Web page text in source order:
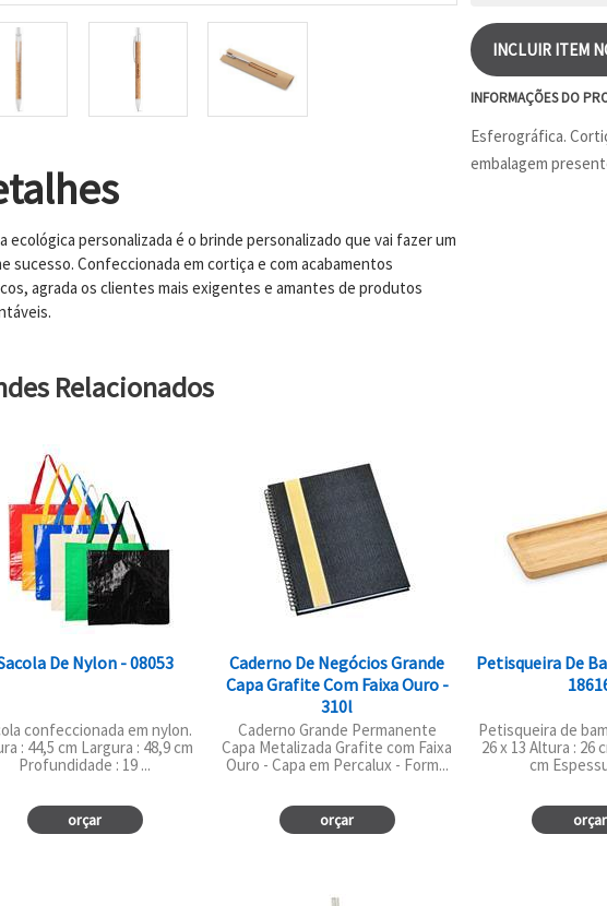
ecológica personalizada é o brinde personalizado que vai fazer um
sucesso. Confeccionada em cortiça e com acabamentos
agrada os clientes mais exigentes e amantes de produtos
INCLUIR ITEM
INFORMAÇÕES DO
Esferográfica.
embalagem
Relacionados
De Nylon - 08053
confeccionada em nylon.
: 44,5 cm Largura : 48,9 cm
Profundidade : 19 ...
orçar
Caderno De Negócios Grande
Capa Grafite Com Faixa Ouro -
310l
Caderno Grande Permanente
Capa Metalizada Grafite com Faixa
Ouro - Capa em Percalux - Form...
orçar
Petisqueira De
Petisqueira de
26 x 13 Altura : 26
cm
orçar